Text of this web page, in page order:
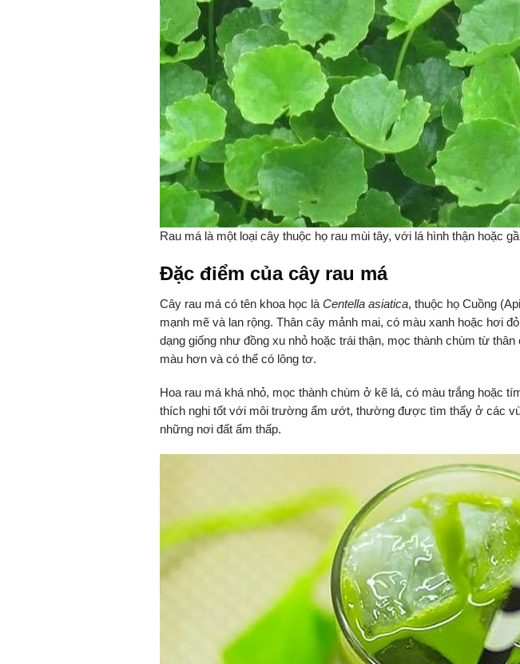
Rau má là một loại cây thuộc họ rau mùi tây, với lá hình thận hoặc
Đặc điểm của cây rau má
Cây rau má có tên khoa học là Centella asiatica, thuộc họ Cuồng
mạnh mẽ và lan rộng. Thân cây mảnh mai, có màu xanh hoặc hơi
dạng giống như đồng xu nhỏ hoặc trái thận, mọc thành chùm từ
màu hơn và có thể có lông tơ.
Hoa rau má khá nhỏ, mọc thành chùm ở kẽ lá, có màu trắng hoặc
thích nghi tốt với môi trường ẩm ướt, thường được tìm thấy ở các
những nơi đất ẩm thấp.